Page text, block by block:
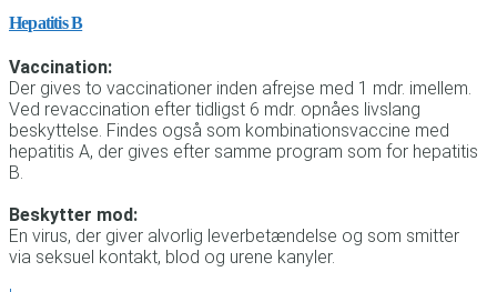
Hepatitis B
Vaccination:
Der gives to vaccinationer inden afrejse med 1 mdr. imellem.
Ved revaccination efter tidligst 6 mdr. opnåes livslang
beskyttelse. Findes også som kombinationsvaccine med
hepatitis A, der gives efter samme program som for hepatitis
B.
Beskytter mod:
En virus, der giver alvorlig leverbetændelse og som smitter
via seksuel kontakt, blod og urene kanyler.